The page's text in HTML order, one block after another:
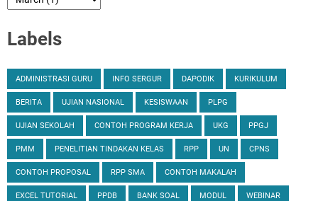
Labels
ADMINISTRASI GURU INFO SERGUR DAPODIK KURIKULUM
BERITA UJIAN NASIONAL KESISWAAN PLPG
UJIAN SEKOLAH CONTOH PROGRAM KERJA UKG PPGJ
PMM PENELITIAN TINDAKAN KELAS RPP UN CPNS
CONTOH PROPOSAL RPP SMA CONTOH MAKALAH
EXCEL TUTORIAL PPDB BANK SOAL MODUL WEBINAR